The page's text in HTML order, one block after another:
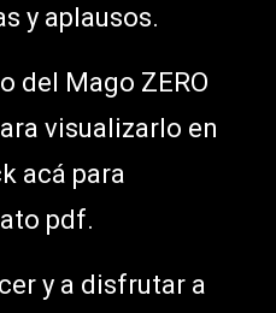
y aplausos.
del Mago ZERO
visualizarlo en
acá para
pdf.
y a disfrutar a